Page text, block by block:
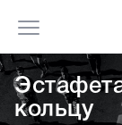
кольцу